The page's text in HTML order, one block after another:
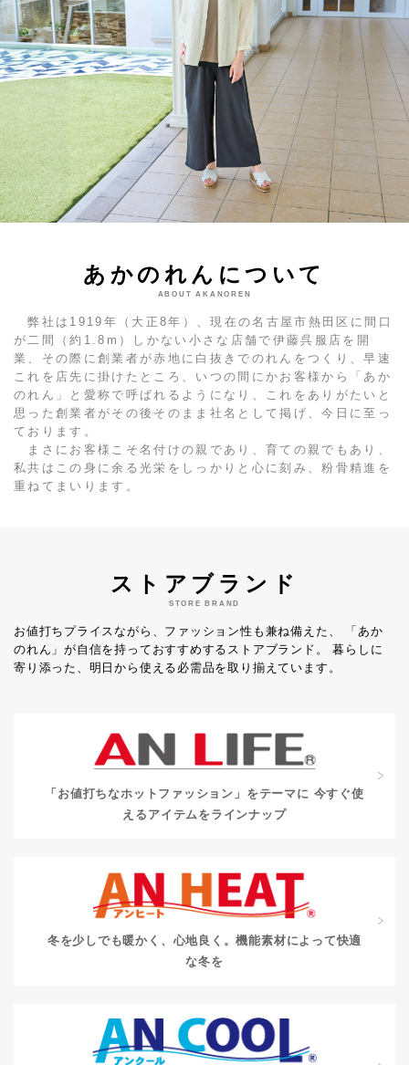
あかのれんについて
ABOUT AKANOREN
弊社は1919年（大正8年）、現在の名古屋市熱田区に間口
が二間（約1.8m）しかない小さな店舗で伊藤呉服店を開
業、その際に創業者が赤地に白抜きでのれんをつくり、早速
これを店先に掛けたところ、いつの間にかお客様から「あか
のれん」と愛称で呼ばれるようになり、これをありがたいと
思った創業者がその後そのまま社名として掲げ、今日に至っ
ております。
まさにお客様こそ名付けの親であり、育ての親でもあり、
私共はこの身に余る光栄をしっかりと心に刻み、粉骨精進を
重ねてまいります。
ストアブランド
STORE BRAND
お値打ちプライスながら、ファッション性も兼ね備えた、
「あか
のれん」が自信を持っておすすめするストアブランド。
暮らしに
寄り添った、明日から使える必需品を取り揃えています。
「お値打ちなホットファッション」をテーマに 今すぐ使
えるアイテムをラインナップ
冬を少しでも暖かく、心地良く。機能素材によって快適
な冬を